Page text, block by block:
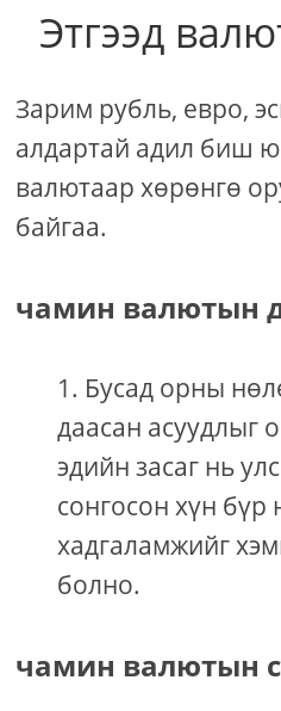
Этгээд
Зарим рубль, евро,
алдартай адил биш
валютаар хөрөнгө
байгаа.
чамин валютын
Бусад орны
даасан асуудлыг
эдийн засаг нь
сонгосон хүн бүр
хадгаламжийг
болно.
чамин валютын